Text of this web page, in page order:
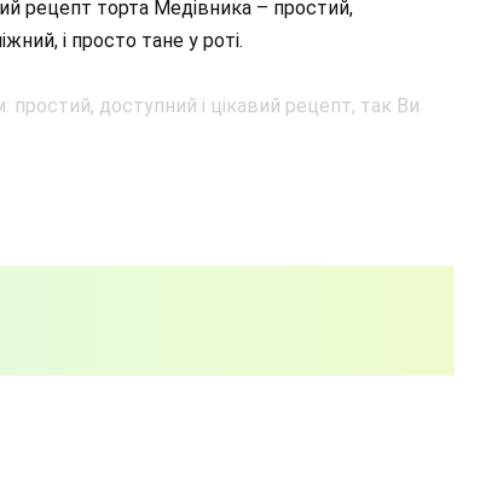
рецепт торта Медівника – простий,
і просто тане у роті.